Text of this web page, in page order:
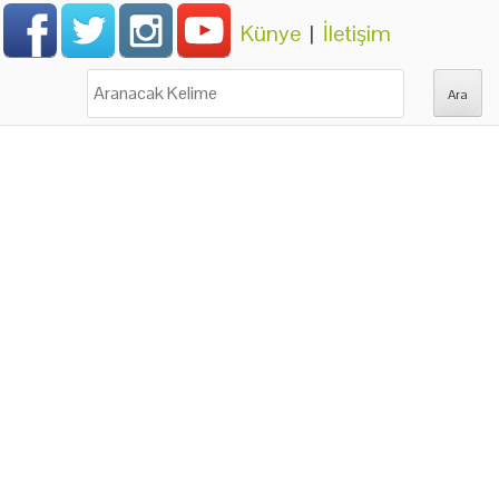
Künye | İletişim